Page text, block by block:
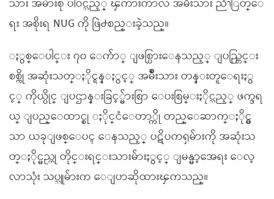
သား အမ်ားစု ပါဝင္သည့္ ၾကားကာလ အမ်ိဳးသား ညီၫြတ္ေ
ရး အစိုးရ NUG ကို ဖြဲ႕စည္းခဲ့သည္။
ႏွစ္ေပါင္း ၇၀ ေက်ာ္ ျဖစ္ပြားေနသည့္ ျပည္တြင္း
စစ္ကို အဆုံးသတ္ႏိုင္ရန္ႏွင့္ အမ်ိဳးသား တန္းတူေရးႏွ
င့္ ကိုယ္ပိုင္ ျပဌာန္းခြင့္မ်ားစြာ ေပးစြမ္းႏိုင္သည့္ ဖက္ဒရ
ယ္ ျပည္ေထာင္စု ႏိုင္ငံေတာ္ကို တည္ေဆာက္ႏိုင္မွ
သာ ယခုျဖစ္ေပၚ ေနသည့္ ပဋိပကၡမ်ားကို အဆုံးသ
တ္ႏိုင္မည္ဟု တိုင္းရင္းသားမ်ားႏွင့္ ျမန္မာ့အေရး ေလ့
လာသုံး သပ္သူမ်ားက ေျပာဆိုထားၾကသည္။